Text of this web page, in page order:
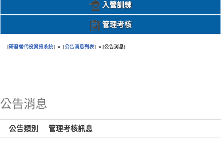
入營訓練
管理考核
[研發替代役資訊系統] » [公告消息列表] » [公告消息]
公告消息
公告類別 管理考核訊息